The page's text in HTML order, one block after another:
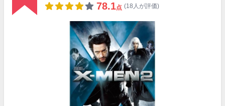
78.1点 (18人が評価)